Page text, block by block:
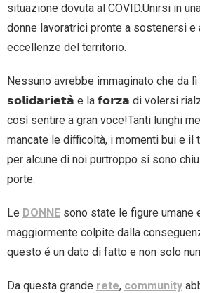
situazione dovuta al COVID.Unirsi in
donne lavoratrici pronte a sostenersi e
eccellenze del territorio.
Nessuno avrebbe immaginato che da
𝘀𝗼𝗹𝗶𝗱𝗮𝗿𝗶𝗲𝘁𝗮̀ e la 𝗳𝗼𝗿𝘇𝗮 di volersi
così sentire a gran voce!Tanti lunghi
mancate le difficoltà, i momenti bui e il
per alcune di noi purtroppo si sono
porte.
Le DONNE sono state le figure umane
maggiormente colpite dalla
questo é un dato di fatto e non solo
Da questa grande rete, community